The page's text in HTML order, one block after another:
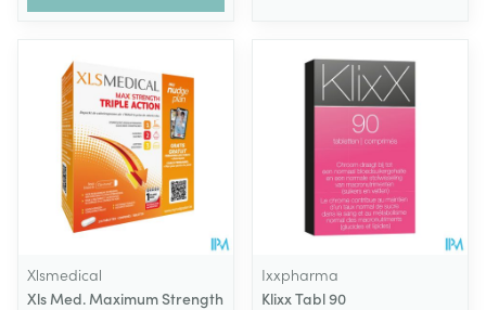
Xlsmedical
Xls Med. Maximum Strength
Ixxpharma
Klixx Tabl 90